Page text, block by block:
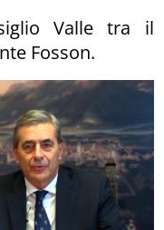
Valle tra il
Fosson.